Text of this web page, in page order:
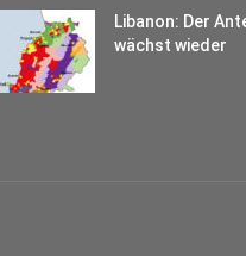
Libanon: Der
wächst wieder